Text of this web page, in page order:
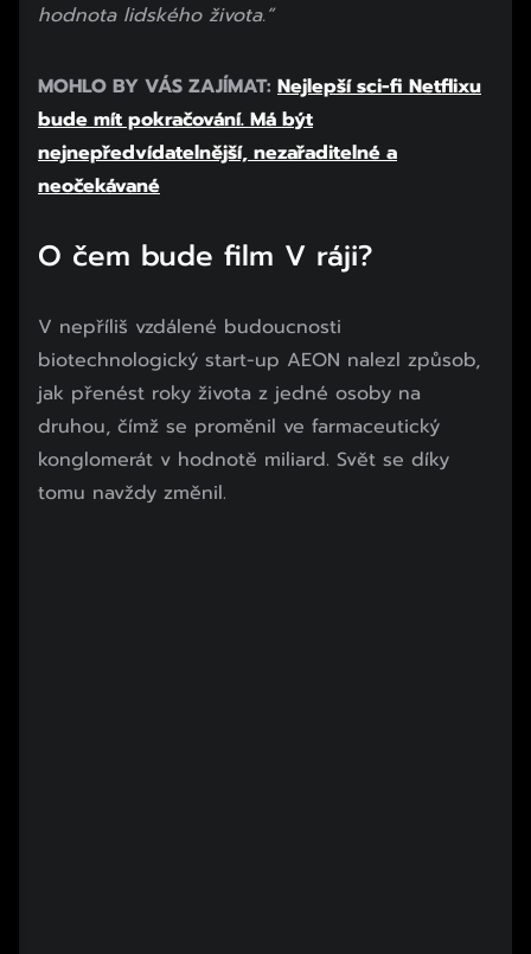
hodnota lidského života.“
MOHLO BY VÁS ZAJÍMAT: Nejlepší sci-fi Netflixu
bude mít pokračování. Má být
nejnepředvídatelnější, nezařaditelné a
neočekávané
Začátek reklamy
Konec reklamy
O čem bude film V ráji?
V nepříliš vzdálené budoucnosti
biotechnologický start-up AEON nalezl způsob,
jak přenést roky života z jedné osoby na
druhou, čímž se proměnil ve farmaceutický
konglomerát v hodnotě miliard. Svět se díky
tomu navždy změnil.